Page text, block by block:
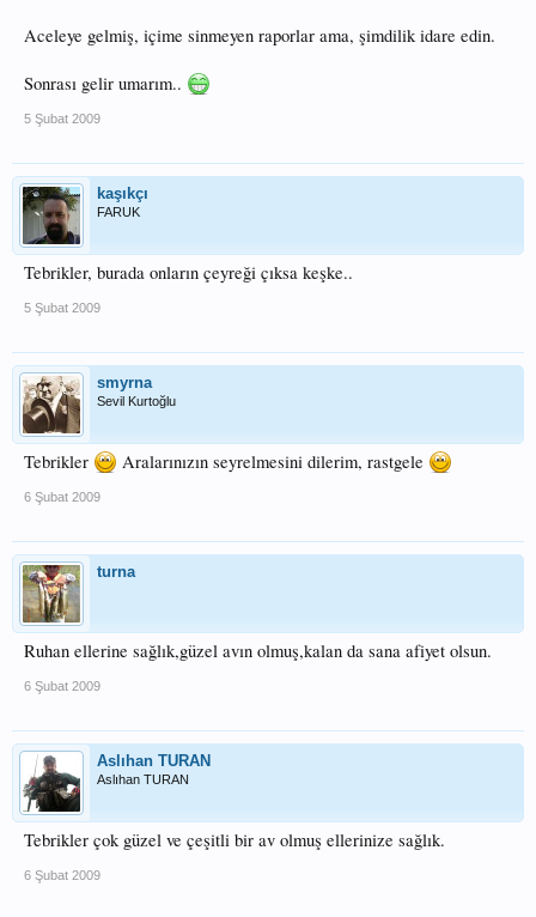
Aceleye gelmiş, içime sinmeyen raporlar ama, şimdilik idare edin.
Sonrası gelir umarım..
5 Şubat 2009
kaşıkçı
FARUK
Tebrikler, burada onların çeyreği çıksa keşke..
5 Şubat 2009
smyrna
Sevil Kurtoğlu
Tebrikler Aralarınızın seyrelmesini dilerim, rastgele
6 Şubat 2009
turna
Ruhan ellerine sağlık,güzel avın olmuş,kalan da sana afiyet olsun.
6 Şubat 2009
Aslıhan TURAN
Aslıhan TURAN
Tebrikler çok güzel ve çeşitli bir av olmuş ellerinize sağlık.
6 Şubat 2009